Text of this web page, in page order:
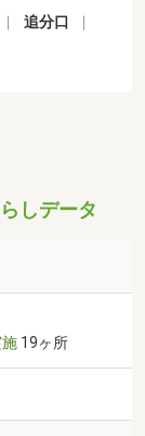
追分口
しデータ
19ヶ所